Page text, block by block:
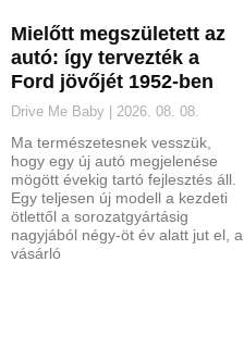
Mielőtt megszületett az
autó: így tervezték a
Ford jövőjét 1952-ben
Drive Me Baby 2026. 08. 08.
Ma természetesnek vesszük,
hogy egy új autó megjelenése
mögött évekig tartó fejlesztés áll.
Egy teljesen új modell a kezdeti
ötlettől a sorozatgyártásig
nagyjából négy-öt év alatt jut el, a
vásárló